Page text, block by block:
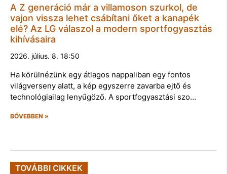
A Z generáció már a villamoson szurkol, de
vajon vissza lehet csábítani őket a kanapék
elé? Az LG válaszol a modern sportfogyasztás
kihívásaira
2026. július. 8. 18:50
Ha körülnézünk egy átlagos nappaliban egy fontos
világverseny alatt, a kép egyszerre zavarba ejtő és
technológiailag lenyűgöző. A sportfogyasztási szo…
BŐVEBBEN »
TOVÁBBI CIKKEK